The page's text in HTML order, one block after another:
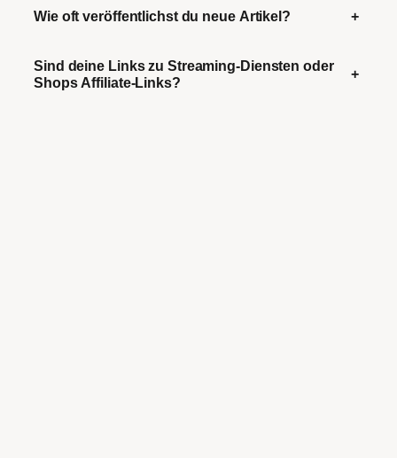
Wie oft veröffentlichst du neue Artikel? +
Sind deine Links zu Streaming-Diensten oder
Shops Affiliate-Links?
+